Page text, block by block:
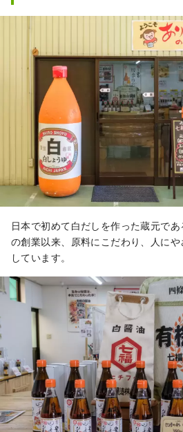
ョンに驚くでし
日本のお酒に馴
の方が簡単に楽し
や飲み方などを
示や商品開発に
日本で初めて白だしを作った蔵元で
の創業以来、原料にこだわり、人に
しています。